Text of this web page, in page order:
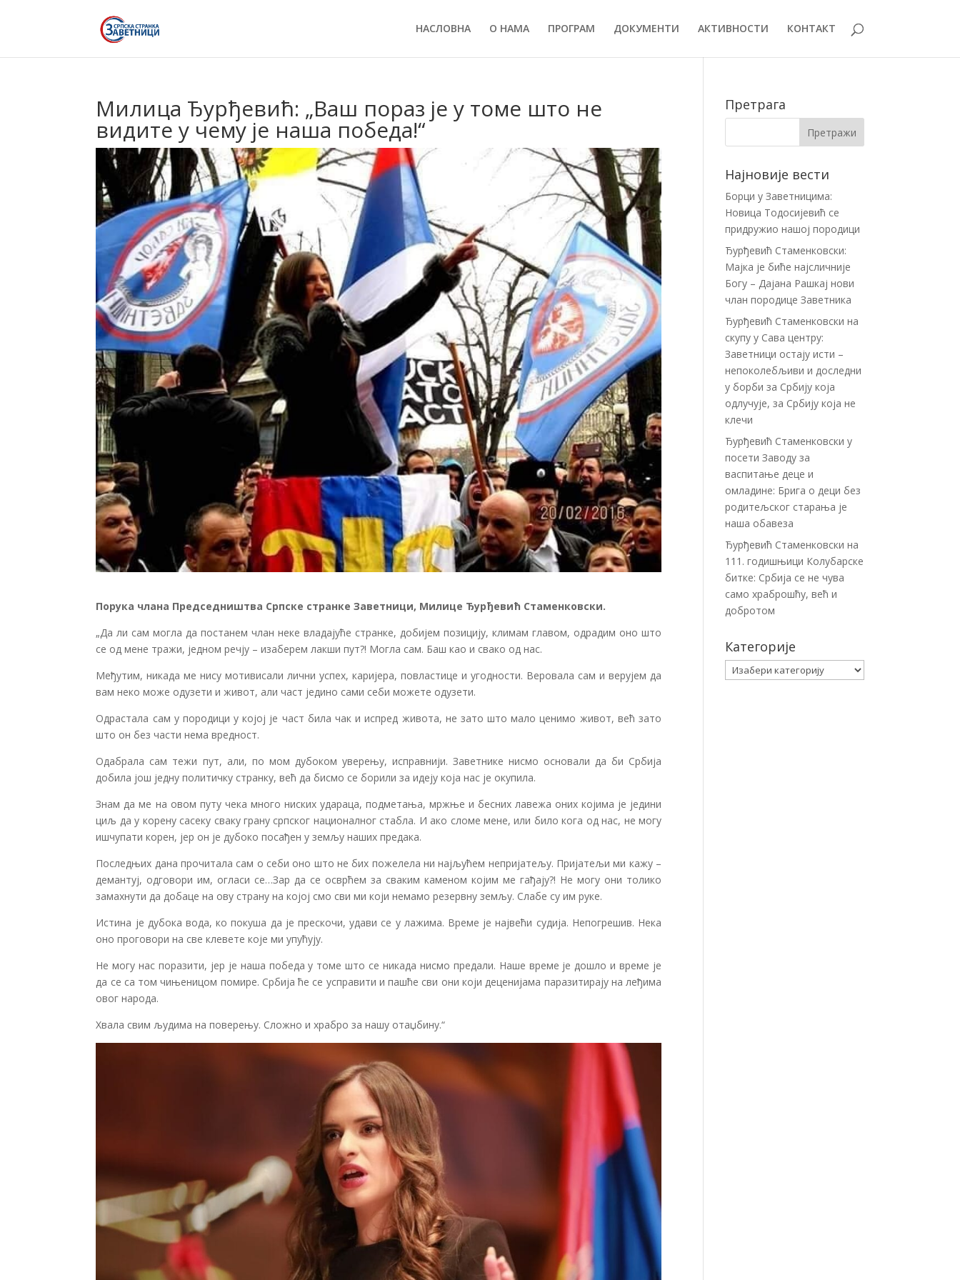
НАСЛОВНА О НАМА ПРОГРАМ ДОКУМЕНТИ АКТИВНОСТИ КОНТАКТ
Милица Ђурђевић: „Ваш пораз је у томе што не
видите у чему је наша победа!“
Порука члана Председништва Српске странке Заветници, Милице Ђурђевић Стаменковски.
„Да ли сам могла да постанем члан неке владајуће странке, добијем позицију, климам главом, одрадим оно што
се од мене тражи, једном речју – изаберем лакши пут?! Могла сам. Баш као и свако од нас.
Међутим, никада ме нису мотивисали лични успех, каријера, повластице и угодности. Веровала сам и верујем да
вам неко може одузети и живот, али част једино сами себи можете одузети.
Одрастала сам у породици у којој је част била чак и испред живота, не зато што мало ценимо живот, већ зато
што он без части нема вредност.
Одабрала сам тежи пут, али, по мом дубоком уверењу, исправнији. Заветнике нисмо основали да би Србија
добила још једну политичку странку, већ да бисмо се борили за идеју која нас је окупила.
Знам да ме на овом путу чека много ниских удараца, подметања, мржње и бесних лавежа оних којима је једини
циљ да у корену сасеку сваку грану српског националног стабла. И ако сломе мене, или било кога од нас, не могу
ишчупати корен, јер он је дубоко посађен у земљу наших предака.
Последњих дана прочитала сам о себи оно што не бих пожелела ни најљућем непријатељу. Пријатељи ми кажу –
демантуј, одговори им, огласи се…Зар да се осврћем за сваким каменом којим ме гађају?! Не могу они толико
замахнути да добаце на ову страну на којој смо сви ми који немамо резервну земљу. Слабе су им руке.
Истина је дубока вода, ко покуша да је прескочи, удави се у лажима. Време је највећи судија. Непогрешив. Нека
оно проговори на све клевете које ми упућују.
Не могу нас поразити, јер је наша победа у томе што се никада нисмо предали. Наше време је дошло и време је
да се са том чињеницом помире. Србија ће се усправити и пашће сви они који деценијама паразитирају на леђима
овог народа.
Хвала свим људима на поверењу. Сложно и храбро за нашу отаџбину.“
Претрага
Најновије вести
Борци у Заветницима:
Новица Тодосијевић се
придружио нашој породици
Ђурђевић Стаменковски:
Мајка је биће најсличније
Богу – Дајана Рашкај нови
члан породице Заветника
Ђурђевић Стаменковски на
скупу у Сава центру:
Заветници остају исти –
непоколебљиви и доследни
у борби за Србију која
одлучује, за Србију која не
клечи
Ђурђевић Стаменковски у
посети Заводу за
васпитање деце и
омладине: Брига о деци без
родитељског старања је
наша обавеза
Ђурђевић Стаменковски на
111. годишњици Колубарске
битке: Србија се не чува
само храброшћу, већ и
добротом
Категорије
Категорије